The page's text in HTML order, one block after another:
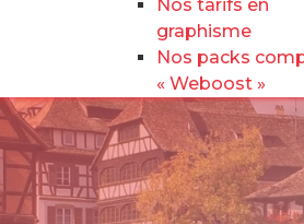
Nos tarifs en
graphisme
Nos packs
« Weboost »